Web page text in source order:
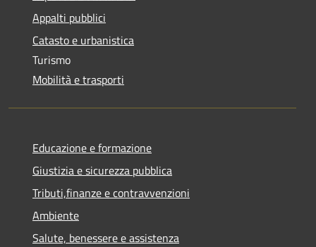
Appalti pubblici
Catasto e urbanistica
Turismo
Mobilità e trasporti
Educazione e formazione
Giustizia e sicurezza pubblica
Tributi,finanze e contravvenzioni
Ambiente
Salute, benessere e assistenza